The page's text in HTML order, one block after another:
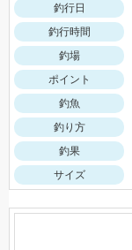
釣行日
釣行時間
釣場
ポイント
釣魚
釣り方
釣果
サイズ